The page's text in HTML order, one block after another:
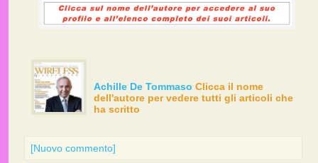
Achille De Tommaso Clicca il nome
dell'autore per vedere tutti gli articoli che
ha scritto
[Nuovo commento]